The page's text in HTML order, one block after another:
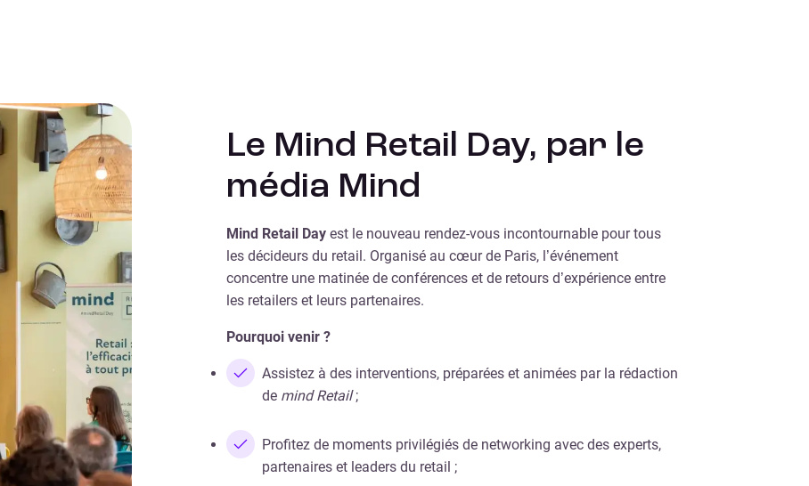
Le Mind Retail Day, par le
média Mind
Mind Retail Dayest le nouveau rendez-vous incontournable pour tous
les décideurs du retail. Organisé au cœur de Paris, l’événement
concentre une matinée de conférences et de retours d’expérience entre
les retailers et leurs partenaires.
Pourquoi venir ?
Assistez à des interventions, préparées et animées par la rédaction
de mind Retail;
Profitez de moments privilégiés de networking avec des experts,
partenaires et leaders du retail ;